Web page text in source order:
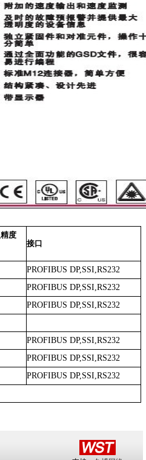
度
接口
PROFIBUS DP,SSI,RS232
PROFIBUS DP,SSI,RS232
PROFIBUS DP,SSI,RS232
PROFIBUS DP,SSI,RS232
PROFIBUS DP,SSI,RS232
PROFIBUS DP,SSI,RS232